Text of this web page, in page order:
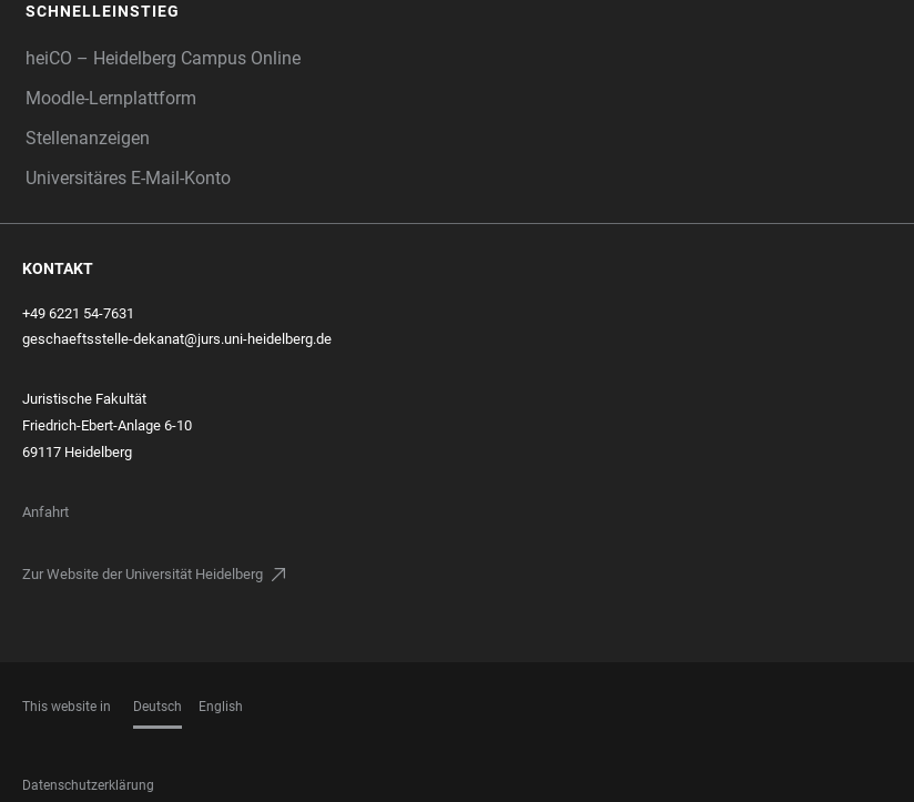
SCHNELLEINSTIEG
heiCO – Heidelberg Campus Online
Moodle-Lernplattform
Stellenanzeigen
Universitäres E-Mail-Konto
KONTAKT
+49 6221 54-7631
geschaeftsstelle-dekanat@jurs.uni-heidelberg.de
Juristische Fakultät
Friedrich-Ebert-Anlage 6-10
69117 Heidelberg
Anfahrt
Zur Website der Universität Heidelberg
This website in Deutsch English
FOOTER
Datenschutzerklärung